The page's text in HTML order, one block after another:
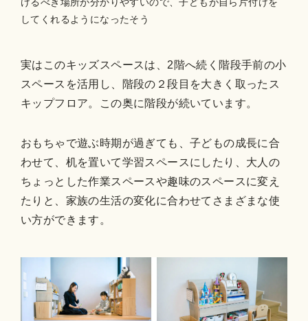
けるべき場所が分かりやすいので、子どもが自ら片付けを
してくれるようになったそう
実はこのキッズスペースは、2階へ続く階段手前の小
スペースを活用し、階段の２段目を大きく取ったス
キップフロア。この奥に階段が続いています。
おもちゃで遊ぶ時期が過ぎても、子どもの成長に合
わせて、机を置いて学習スペースにしたり、大人の
ちょっとした作業スペースや趣味のスペースに変え
たりと、家族の生活の変化に合わせてさまざまな使
い方ができます。